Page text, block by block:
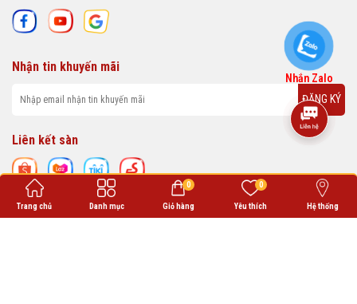
Nhận tin khuyến mãi
ĐĂNG KÝ
Liên kết sàn
Trang chủ Danh mục Giỏ hàng
0
Yêu thích
0
Hệ thống
Nhắn Zalo